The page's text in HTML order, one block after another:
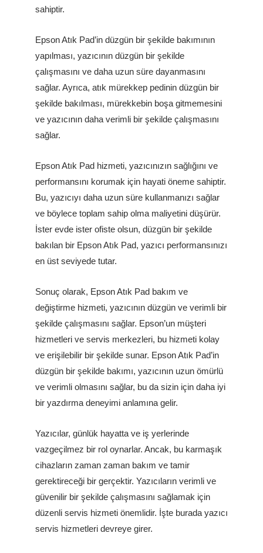
sahiptir.
Epson Atık Pad’in düzgün bir şekilde bakımının
yapılması, yazıcının düzgün bir şekilde
çalışmasını ve daha uzun süre dayanmasını
sağlar. Ayrıca, atık mürekkep pedinin düzgün bir
şekilde bakılması, mürekkebin boşa gitmemesini
ve yazıcının daha verimli bir şekilde çalışmasını
sağlar.
Epson Atık Pad hizmeti, yazıcınızın sağlığını ve
performansını korumak için hayati öneme sahiptir.
Bu, yazıcıyı daha uzun süre kullanmanızı sağlar
ve böylece toplam sahip olma maliyetini düşürür.
İster evde ister ofiste olsun, düzgün bir şekilde
bakılan bir Epson Atık Pad, yazıcı performansınızı
en üst seviyede tutar.
Sonuç olarak, Epson Atık Pad bakım ve
değiştirme hizmeti, yazıcının düzgün ve verimli bir
şekilde çalışmasını sağlar. Epson’un müşteri
hizmetleri ve servis merkezleri, bu hizmeti kolay
ve erişilebilir bir şekilde sunar. Epson Atık Pad’in
düzgün bir şekilde bakımı, yazıcının uzun ömürlü
ve verimli olmasını sağlar, bu da sizin için daha iyi
bir yazdırma deneyimi anlamına gelir.
Yazıcılar, günlük hayatta ve iş yerlerinde
vazgeçilmez bir rol oynarlar. Ancak, bu karmaşık
cihazların zaman zaman bakım ve tamir
gerektireceği bir gerçektir. Yazıcıların verimli ve
güvenilir bir şekilde çalışmasını sağlamak için
düzenli servis hizmeti önemlidir. İşte burada yazıcı
servis hizmetleri devreye girer.